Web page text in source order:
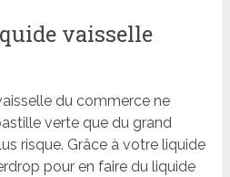
vaisselle
du commerce ne
verte que du grand
risque. Grâce à votre liquide
pour en faire du liquide